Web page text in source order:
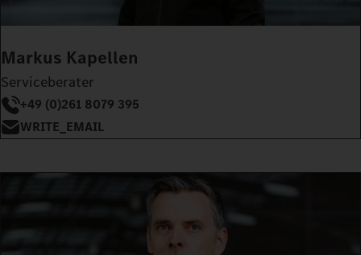
Markus Kapellen
Serviceberater
+49 (0)261 8079 395
WRITE_EMAIL